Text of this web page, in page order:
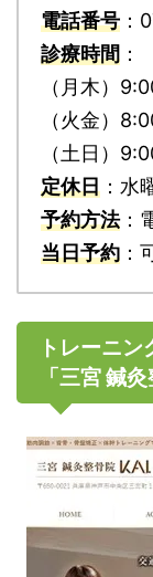
電話番号 ：
診療時間 ：
（月木）
（火金）
（土日）
定休日 ：水
予約方法：
当日予約 ：
トレーニ
「三宮 鍼